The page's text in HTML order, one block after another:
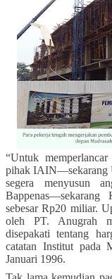
“Untuk
pihak IAIN—sekarang
segera menyusun
sebesar Rp20 miliar.
oleh PT. Anugrah
disepakati tentang
catatan Institut pada
Januari 1996.